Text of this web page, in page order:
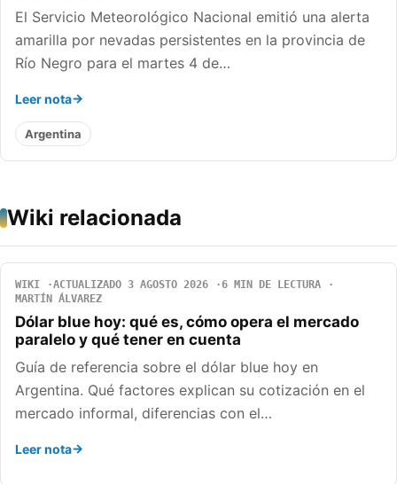
El Servicio Meteorológico Nacional emitió una alerta
amarilla por nevadas persistentes en la provincia de
Río Negro para el martes 4 de…
Leer nota
Argentina
Wiki relacionada
WIKI ACTUALIZADO 3 AGOSTO 2026
6 MIN DE LECTURA
MARTÍN ÁLVAREZ
Dólar blue hoy: qué es, cómo opera el mercado
paralelo y qué tener en cuenta
Guía de referencia sobre el dólar blue hoy en
Argentina. Qué factores explican su cotización en el
mercado informal, diferencias con el…
Leer nota